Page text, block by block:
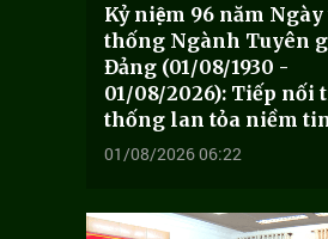
Kỷ niệm 96 năm
thống Ngành Tuyên
Đảng (01/08/1930 -
01/08/2026): Tiếp nối
thống lan tỏa niềm tin
01/08/2026 06:22